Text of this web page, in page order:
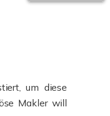
um diese
Makler will